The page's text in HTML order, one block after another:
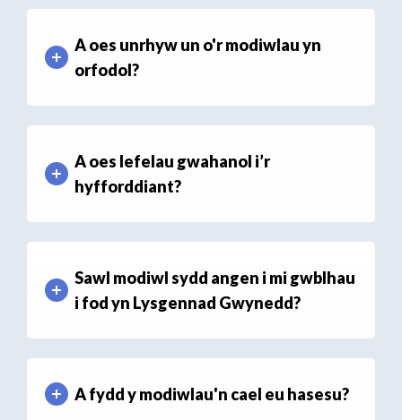
A oes unrhyw un o'r modiwlau yn
orfodol?
A oes lefelau gwahanol i’r
hyfforddiant?
Sawl modiwl sydd angen i mi gwblhau
i fod yn Lysgennad Gwynedd?
A fydd y modiwlau'n cael eu hasesu?